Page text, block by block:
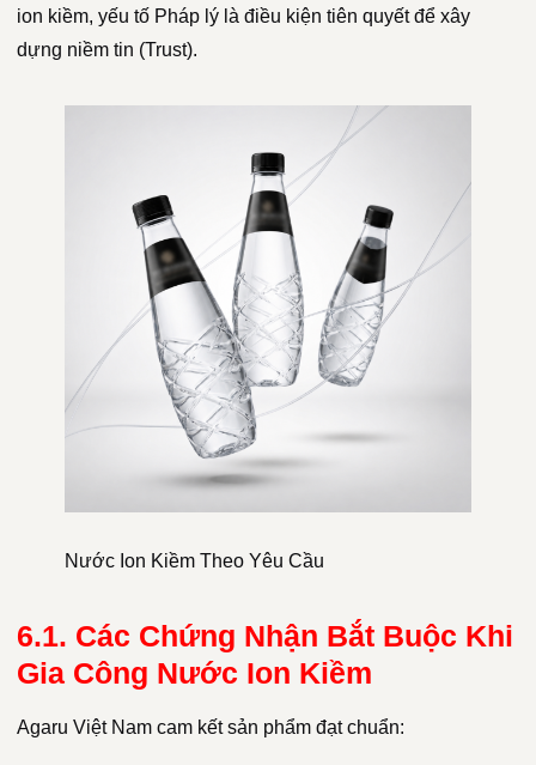
ion kiềm, yếu tố Pháp lý là điều kiện tiên quyết để xây
dựng niềm tin (Trust).
Nước Ion Kiềm Theo Yêu Cầu
6.1. Các Chứng Nhận Bắt Buộc Khi
Gia Công Nước Ion Kiềm
Agaru Việt Nam cam kết sản phẩm đạt chuẩn: